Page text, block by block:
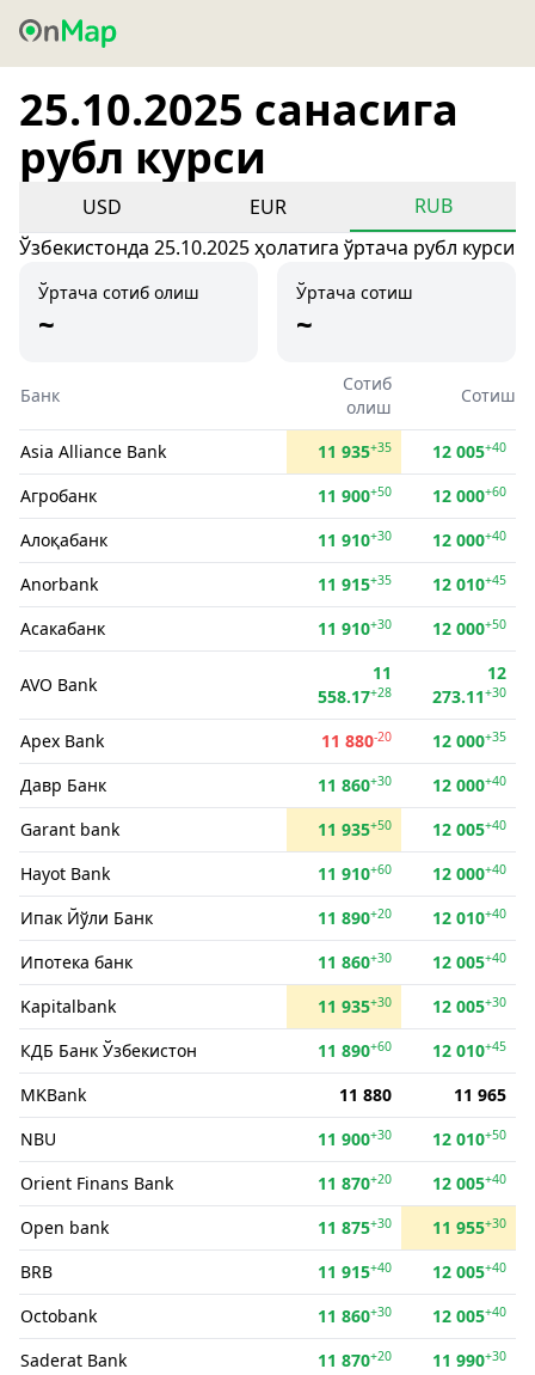
25.10.2025 санасига
рубл курси
USD EUR
RUB
Ўзбекистонда 25.10.2025 ҳолатига ўртача рубл курси
Ўртача сотиб олиш
~
Ўртача сотиш
~
Банк
Сотиб
олиш
Сотиш
Asia Alliance Bank 11 935+35 12 005+40
Агробанк 11 900+50 12 000+60
Алоқабанк 11 910+30 12 000+40
Anorbank 11 915+35 12 010+45
Асакабанк 11 910+30 12 000+50
AVO Bank
11
558.17+28
12
273.11+30
Apex Bank 11 880-20 12 000+35
Давр Банк 11 860+30 12 000+40
Garant bank 11 935+50 12 005+40
Hayot Bank 11 910+60 12 000+40
Ипак Йўли Банк 11 890+20 12 010+40
Ипотека банк 11 860+30 12 005+40
Kapitalbank 11 935+30 12 005+30
КДБ Банк Ўзбекистон 11 890+60 12 010+45
MKBank 11 880
11 965
NBU
11 900+30 12 010+50
Orient Finans Bank 11 870+20 12 005+40
Open bank 11 875+30 11 955+30
BRB 11 915+40 12 005+40
Octobank 11 860+30 12 005+40
Saderat Bank 11 870+20 11 990+30